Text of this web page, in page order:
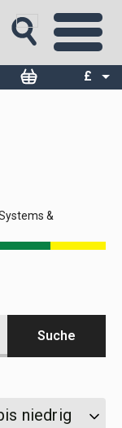
£
&
Suche
niedrig